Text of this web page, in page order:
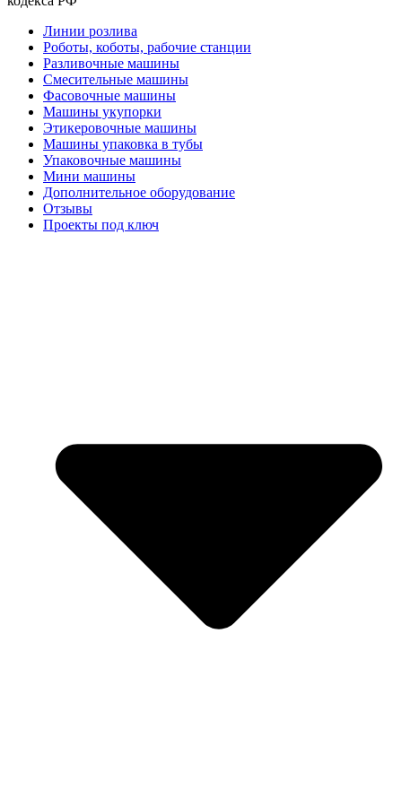
Линии розлива
Роботы, коботы, рабочие станции
Разливочные машины
Смесительные машины
Фасовочные машины
Машины укупорки
Этикеровочные машины
Машины упаковка в тубы
Упаковочные машины
Мини машины
Дополнительное оборудование
Отзывы
Проекты под ключ